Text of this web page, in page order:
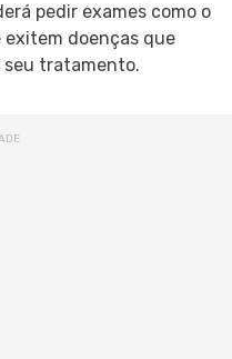
pedir exames como o
doenças que
seu tratamento.